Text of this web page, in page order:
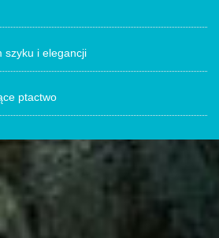
szyku i elegancji
ptactwo